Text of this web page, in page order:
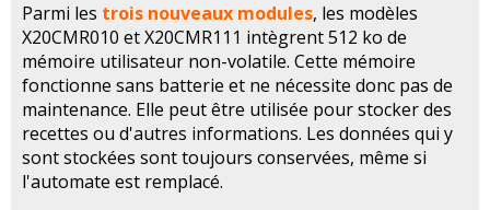
Parmi les trois nouveaux modules, les modèles
X20CMR010 et X20CMR111 intègrent 512 ko de
mémoire utilisateur non-volatile. Cette mémoire
fonctionne sans batterie et ne nécessite donc pas de
maintenance. Elle peut être utilisée pour stocker des
recettes ou d'autres informations. Les données qui y
sont stockées sont toujours conservées, même si
l'automate est remplacé.